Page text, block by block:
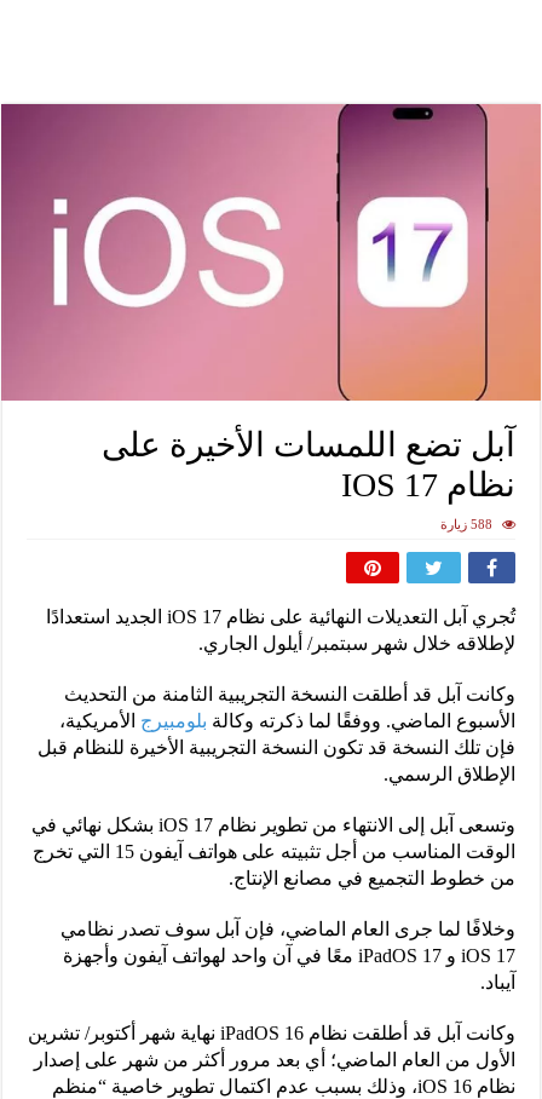
آبل تضع اللمسات الأخيرة على
نظام IOS 17
588 زيارة
تُجري آبل التعديلات النهائية على نظام iOS 17 الجديد استعدادًا
لإطلاقه خلال شهر سبتمبر/ أيلول الجاري.
وكانت آبل قد أطلقت النسخة التجريبية الثامنة من التحديث
الأسبوع الماضي. ووفقًا لما ذكرته وكالة بلومبيرجالأمريكية،
فإن تلك النسخة قد تكون النسخة التجريبية الأخيرة للنظام قبل
الإطلاق الرسمي.
وتسعى آبل إلى الانتهاء من تطوير نظام iOS 17 بشكل نهائي في
الوقت المناسب من أجل تثبيته على هواتف آيفون 15 التي تخرج
من خطوط التجميع في مصانع الإنتاج.
وخلافًا لما جرى العام الماضي، فإن آبل سوف تصدر نظامي
iOS 17 و iPadOS 17 معًا في آن واحد لهواتف آيفون وأجهزة
آيباد.
وكانت آبل قد أطلقت نظام iPadOS 16 نهاية شهر أكتوبر/ تشرين
الأول من العام الماضي؛ أي بعد مرور أكثر من شهر على إصدار
نظام iOS 16، وذلك بسبب عدم اكتمال تطوير خاصية “منظم